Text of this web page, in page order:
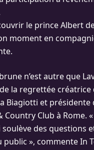
le prince Albert
moment en
n’est autre que
la regrettée créatrice
Biagiotti et présidente
Country Club à Rome.
des questions
public », commente In